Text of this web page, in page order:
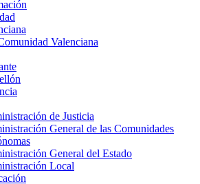
Valenciana
de Justicia
General de las Comunidades
General del Estado
Local